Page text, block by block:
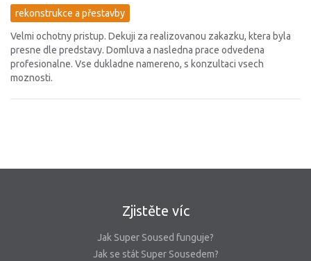
rekonstrukce a přestavby
Velmi ochotny pristup. Dekuji za realizovanou zakazku, ktera byla
presne dle predstavy. Domluva a nasledna prace odvedena
profesionalne. Vse dukladne namereno, s konzultaci vsech
moznosti.
Zjistěte víc
Jak Super Soused funguje?
Jak se stát Super Sousedem?